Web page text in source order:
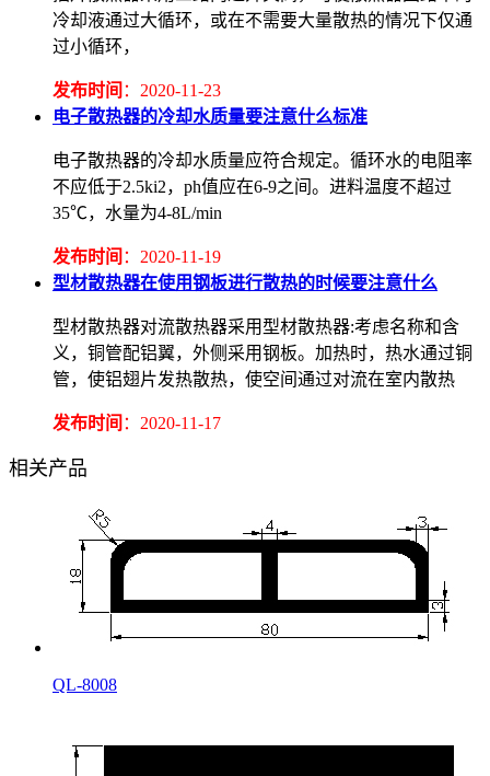
冷却液通过大循环，或在不需要大量散热的情况下仅通
过小循环，
发布时间 ：2020-11-23
电子散热器的冷却水质量要注意什么标准
电子散热器的冷却水质量应符合规定。循环水的电阻率
不应低于2.5ki2，ph值应在6-9之间。进料温度不超过
35℃，水量为4-8L/min
发布时间 ：2020-11-19
型材散热器在使用钢板进行散热的时候要注意什么
型材散热器对流散热器采用型材散热器:考虑名称和含
义，铜管配铝翼，外侧采用钢板。加热时，热水通过铜
管，使铝翅片发热散热，使空间通过对流在室内散热
发布时间 ：2020-11-17
相关产品
QL-8008